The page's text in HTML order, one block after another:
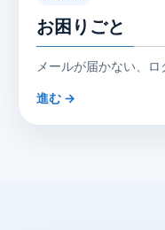
お困りごと
メールが届かない、ロ
進む →